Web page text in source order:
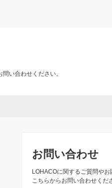
い合わせください。
お問い合わせ
LOHACOに関するご質問やお
こちらからお問い合わせくだ